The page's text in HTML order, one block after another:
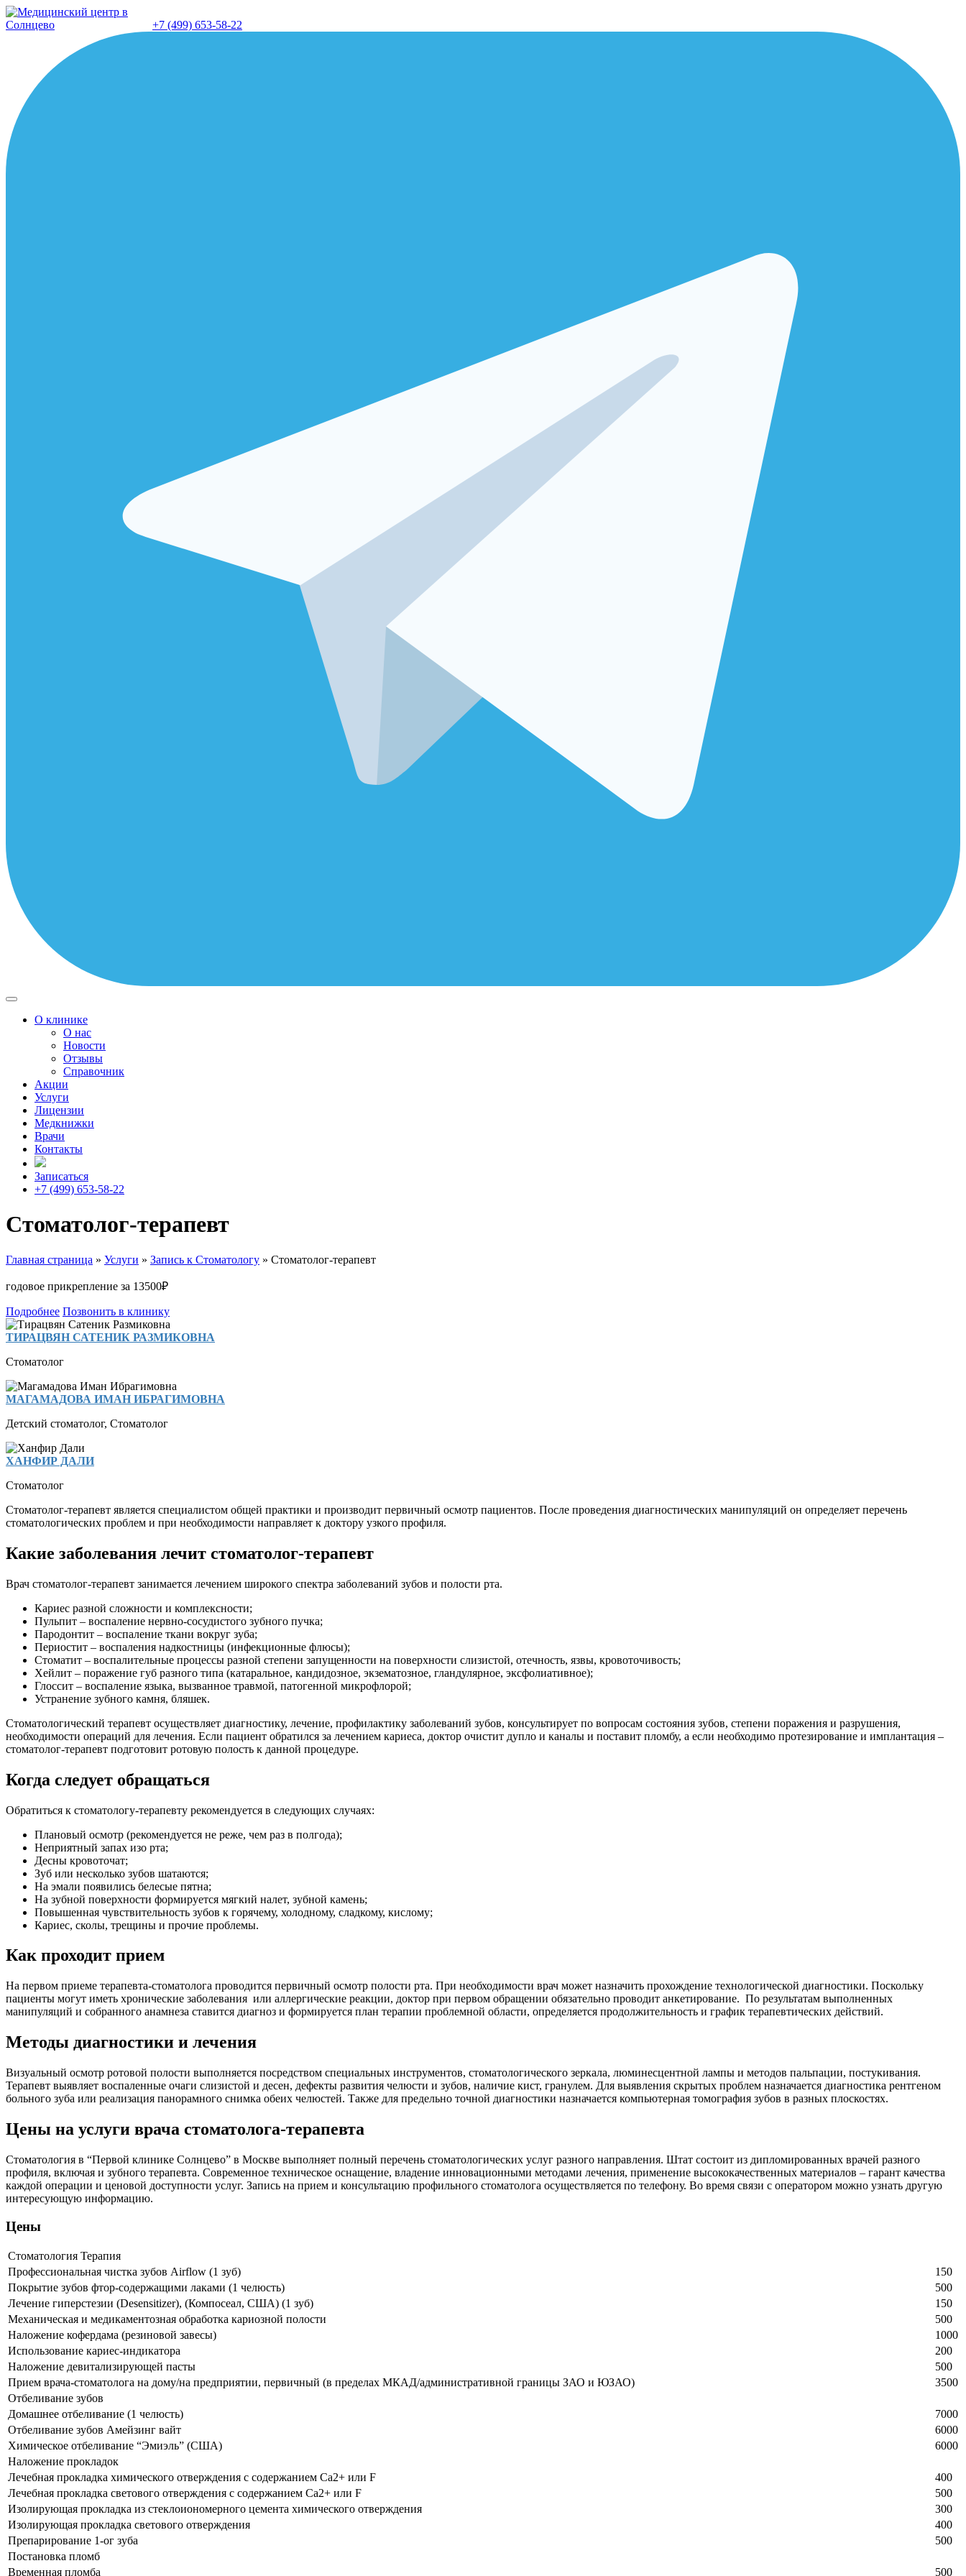
Перейти
к
+7 (499) 653-58-22
О клинике
О нас
Новости
Отзывы
Справочник
Акции
Услуги
Лицензии
Медкнижки
Врачи
Контакты
Записаться
+7 (499) 653-58-22
Стоматолог-терапевт
Главная страница » Услуги » Запись к Стоматологу » Стоматолог-терапевт
годовое прикрепление за 13500₽
Подробнее Позвонить в клинику
ТИРАЦВЯН САТЕНИК РАЗМИКОВНА
Стоматолог
МАГАМАДОВА ИМАН ИБРАГИМОВНА
Детский стоматолог, Стоматолог
ХАНФИР ДАЛИ
Стоматолог
Стоматолог-терапевт является специалистом общей практики и производит первичный осмотр пациентов. После проведения диагностических манипуляций он определяет перечень
стоматологических проблем и при необходимости направляет к доктору узкого профиля.
Какие заболевания лечит стоматолог-терапевт
Врач стоматолог-терапевт занимается лечением широкого спектра заболеваний зубов и полости рта.
Кариес разной сложности и комплексности;
Пульпит – воспаление нервно-сосудистого зубного пучка;
Пародонтит – воспаление ткани вокруг зуба;
Периостит – воспаления надкостницы (инфекционные флюсы);
Стоматит – воспалительные процессы разной степени запущенности на поверхности слизистой, отечность, язвы, кровоточивость;
Хейлит – поражение губ разного типа (катаральное, кандидозное, экзематозное, гландулярное, эксфолиативное);
Глоссит – воспаление языка, вызванное травмой, патогенной микрофлорой;
Устранение зубного камня, бляшек.
Стоматологический терапевт осуществляет диагностику, лечение, профилактику заболеваний зубов, консультирует по вопросам состояния зубов, степени поражения и разрушения,
необходимости операций для лечения. Если пациент обратился за лечением кариеса, доктор очистит дупло и каналы и поставит пломбу, а если необходимо протезирование и имплантация –
стоматолог-терапевт подготовит ротовую полость к данной процедуре.
Когда следует обращаться
Обратиться к стоматологу-терапевту рекомендуется в следующих случаях:
Плановый осмотр (рекомендуется не реже, чем раз в полгода);
Неприятный запах изо рта;
Десны кровоточат;
Зуб или несколько зубов шатаются;
На эмали появились белесые пятна;
На зубной поверхности формируется мягкий налет, зубной камень;
Повышенная чувствительность зубов к горячему, холодному, сладкому, кислому;
Кариес, сколы, трещины и прочие проблемы.
Как проходит прием
На первом приеме терапевта-стоматолога проводится первичный осмотр полости рта. При необходимости врач может назначить прохождение технологической диагностики. Поскольку
пациенты могут иметь хронические заболевания или аллергические реакции, доктор при первом обращении обязательно проводит анкетирование. По результатам выполненных
манипуляций и собранного анамнеза ставится диагноз и формируется план терапии проблемной области, определяется продолжительность и график терапевтических действий.
Методы диагностики и лечения
Визуальный осмотр ротовой полости выполняется посредством специальных инструментов, стоматологического зеркала, люминесцентной лампы и методов пальпации, постукивания.
Терапевт выявляет воспаленные очаги слизистой и десен, дефекты развития челюсти и зубов, наличие кист, гранулем. Для выявления скрытых проблем назначается диагностика рентгеном
больного зуба или реализация панорамного снимка обеих челюстей. Также для предельно точной диагностики назначается компьютерная томография зубов в разных плоскостях.
Цены на услуги врача стоматолога-терапевта
Стоматология в “Первой клинике Солнцево” в Москве выполняет полный перечень стоматологических услуг разного направления. Штат состоит из дипломированных врачей разного
профиля, включая и зубного терапевта. Современное техническое оснащение, владение инновационными методами лечения, применение высококачественных материалов – гарант качества
каждой операции и ценовой доступности услуг. Запись на прием и консультацию профильного стоматолога осуществляется по телефону. Во время связи с оператором можно узнать другую
интересующую информацию.
Цены
Стоматология Терапия
Профессиональная чистка зубов Airflow (1 зуб)
150
Покрытие зубов фтор-содержащими лаками (1 челюсть)
500
Лечение гиперстезии (Desensitizer), (Компосеал, США) (1 зуб)
150
Механическая и медикаментозная обработка кариозной полости
500
Наложение кофердама (резиновой завесы)
1000
Использование кариес-индикатора
200
Наложение девитализирующей пасты
500
Прием врача-стоматолога на дому/на предприятии, первичный (в пределах МКАД/административной границы ЗАО и ЮЗАО)
3500
Отбеливание зубов
Домашнее отбеливание (1 челюсть)
7000
Отбеливание зубов Амейзинг вайт
6000
Химическое отбеливание “Эмиэль” (США)
6000
Наложение прокладок
Лечебная прокладка химического отверждения с содержанием Са2+ или F
400
Лечебная прокладка светового отверждения с содержанием Са2+ или F
500
Изолирующая прокладка из стеклоиономерного цемента химического отверждения
300
Изолирующая прокладка светового отверждения
400
Препарирование 1-ог зуба
500
Постановка пломб
Временная пломба
500